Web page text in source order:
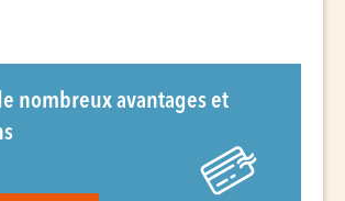
nombreux avantages et